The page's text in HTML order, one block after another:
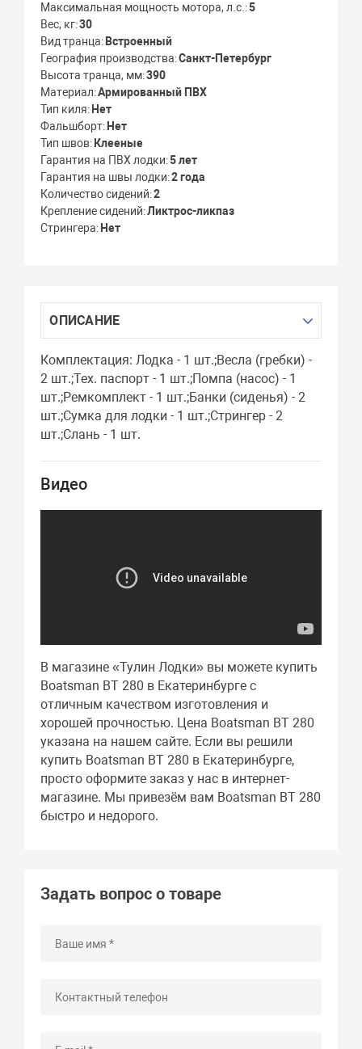
Максимальная мощность мотора, л.с. 5
Вес, кг 30
Вид транца Встроенный
География производства Санкт-Петербург
Высота транца, мм 390
Материал Армированный ПВХ
Тип киля Нет
Фальшборт Нет
Тип швов Клееные
Гарантия на ПВХ лодки 5 лет
Гарантия на швы лодки 2 года
Количество сидений 2
Крепление сидений Ликтрос-ликпаз
Стрингера Нет
ОПИСАНИЕ
Комплектация: Лодка - 1 шт.;Весла (гребки) -
2 шт.;Тех. паспорт - 1 шт.;Помпа (насос) - 1
шт.;Ремкомплект - 1 шт.;Банки (сиденья) - 2
шт.;Сумка для лодки - 1 шт.;Стрингер - 2
шт.;Слань - 1 шт.
Видео
В магазине «Тулин Лодки» вы можете купить
Boatsman BT 280 в Екатеринбурге с
отличным качеством изготовления и
хорошей прочностью. Цена Boatsman BT 280
указана на нашем сайте. Если вы решили
купить Boatsman BT 280 в Екатеринбурге,
просто оформите заказ у нас в интернет-
магазине. Мы привезём вам Boatsman BT 280
быстро и недорого.
Задать вопрос о товаре